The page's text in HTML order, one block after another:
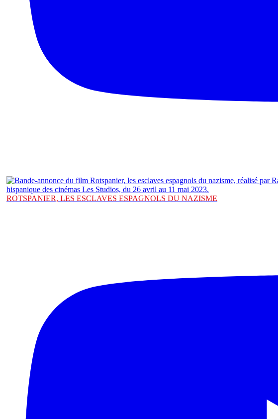
ROTSPANIER, LES ESCLAVES ESPAGNOLS DU NAZISME